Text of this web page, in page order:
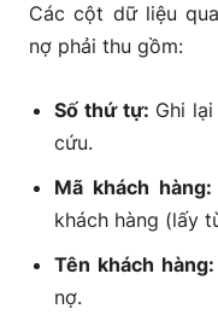
Các cột dữ liệu
nợ phải thu gồm:
Số thứ tự: Ghi
cứu.
Mã khách hàng:
khách hàng (lấy
Tên khách hàng:
nợ.